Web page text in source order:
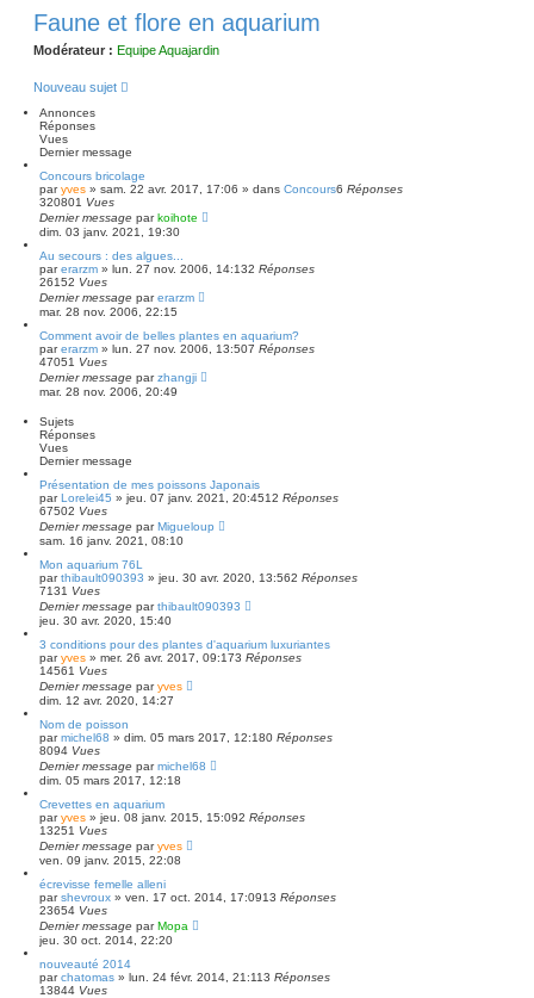
Faune et flore en aquarium
Modérateur : Equipe Aquajardin
Nouveau sujet
Annonces
Réponses
Vues
Dernier message
Concours bricolage
paryves » sam. 22 avr. 2017, 17:06 » dans Concours6 Réponses
320801 Vues
Dernier message parkoihote
dim. 03 janv. 2021, 19:30
Au secours : des algues...
parerarzm » lun. 27 nov. 2006, 14:132 Réponses
26152 Vues
Dernier message parerarzm
mar. 28 nov. 2006, 22:15
Comment avoir de belles plantes en aquarium?
parerarzm » lun. 27 nov. 2006, 13:507 Réponses
47051 Vues
Dernier message parzhangji
mar. 28 nov. 2006, 20:49
Sujets
Réponses
Vues
Dernier message
Présentation de mes poissons Japonais
parLorelei45 » jeu. 07 janv. 2021, 20:4512 Réponses
67502 Vues
Dernier message parMigueloup
sam. 16 janv. 2021, 08:10
Mon aquarium 76L
parthibault090393 » jeu. 30 avr. 2020, 13:562 Réponses
7131 Vues
Dernier message parthibault090393
jeu. 30 avr. 2020, 15:40
3 conditions pour des plantes d'aquarium luxuriantes
paryves » mer. 26 avr. 2017, 09:173 Réponses
14561 Vues
Dernier message paryves
dim. 12 avr. 2020, 14:27
Nom de poisson
parmichel68 » dim. 05 mars 2017, 12:180 Réponses
8094 Vues
Dernier message parmichel68
dim. 05 mars 2017, 12:18
Crevettes en aquarium
paryves » jeu. 08 janv. 2015, 15:092 Réponses
13251 Vues
Dernier message paryves
ven. 09 janv. 2015, 22:08
écrevisse femelle alleni
parshevroux » ven. 17 oct. 2014, 17:0913 Réponses
23654 Vues
Dernier message parMopa
jeu. 30 oct. 2014, 22:20
nouveauté 2014
parchatomas » lun. 24 févr. 2014, 21:113 Réponses
13844 Vues